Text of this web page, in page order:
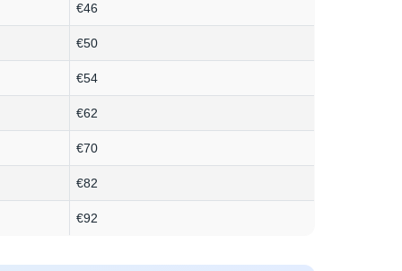
€46
€50
€54
€62
€70
€82
€92